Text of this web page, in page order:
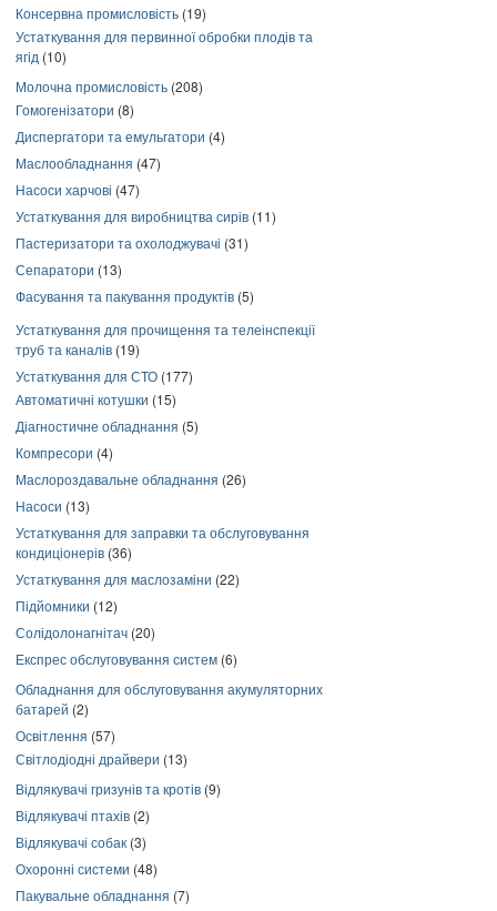
Консервна промисловість (19)
Устаткування для первинної обробки плодів та
ягід (10)
Молочна промисловість (208)
Гомогенізатори (8)
Диспергатори та емульгатори (4)
Маслообладнання (47)
Насоси харчові (47)
Устаткування для виробництва сирів (11)
Пастеризатори та охолоджувачі (31)
Сепаратори (13)
Фасування та пакування продуктів (5)
Устаткування для прочищення та телеінспекції
труб та каналів (19)
Устаткування для СТО (177)
Автоматичні котушки (15)
Діагностичне обладнання (5)
Компресори (4)
Маслороздавальне обладнання (26)
Насоси (13)
Устаткування для заправки та обслуговування
кондиціонерів (36)
Устаткування для маслозаміни (22)
Підйомники (12)
Солідолонагнітач (20)
Експрес обслуговування систем (6)
Обладнання для обслуговування акумуляторних
батарей (2)
Освітлення (57)
Світлодіодні драйвери (13)
Відлякувачі гризунів та кротів (9)
Відлякувачі птахів (2)
Відлякувачі собак (3)
Охоронні системи (48)
Пакувальне обладнання (7)